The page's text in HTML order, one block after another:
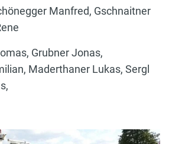
Manfred, Gschnaitner
Grubner Jonas,
Maderthaner Lukas, Sergl